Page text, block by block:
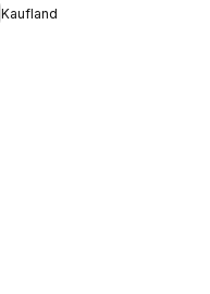
Kaufland